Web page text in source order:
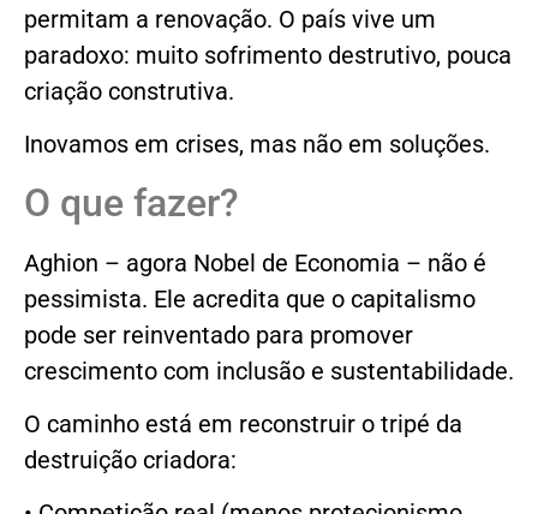
permitam a renovação. O país vive um
paradoxo: muito sofrimento destrutivo, pouca
criação construtiva.
Inovamos em crises, mas não em soluções.
O que fazer?
Aghion – agora Nobel de Economia – não é
pessimista. Ele acredita que o capitalismo
pode ser reinventado para promover
crescimento com inclusão e sustentabilidade.
O caminho está em reconstruir o tripé da
destruição criadora: